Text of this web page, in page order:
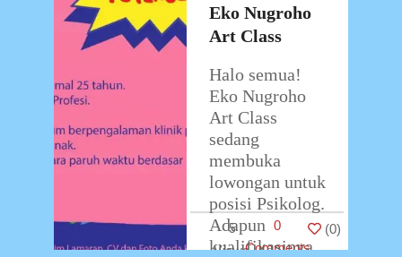
Eko Nugroho
Art Class
Halo semua!
Eko Nugroho
Art Class
sedang
membuka
lowongan untuk
posisi Psikolog.
Adapun
kualifikasinya
5
0
Comments
(0)